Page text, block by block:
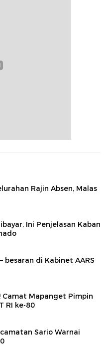
Rajin Absen, Malas
Ini Penjelasan Kaban
besaran di Kabinet AARS
Camat Mapanget Pimpin
RI ke-80
Sario Warnai